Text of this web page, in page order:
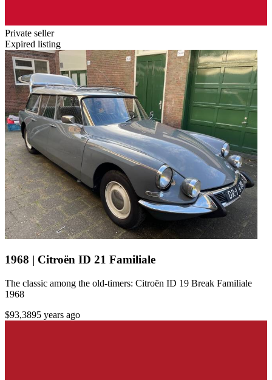
Private seller
Expired listing
1968 | Citroën ID 21 Familiale
The classic among the old-timers: Citroën ID 19 Break Familiale
1968
$93,3895 years ago